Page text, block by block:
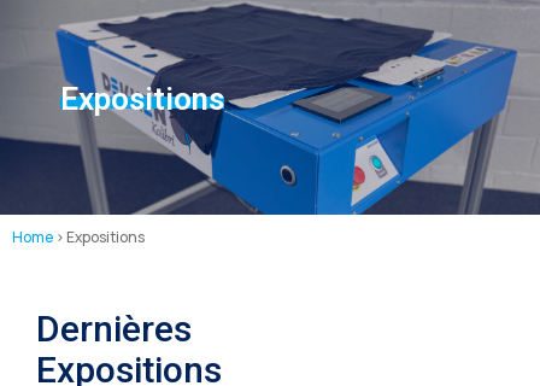
Expositions
Home > Expositions
Dernières
Expositions